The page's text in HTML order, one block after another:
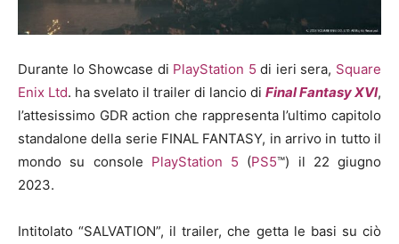
Durante lo Showcase di PlayStation 5 di ieri sera, Square
Enix Ltd. ha svelato il trailer di lancio di Final Fantasy XVI,
l’attesissimo GDR action che rappresenta l’ultimo capitolo
standalone della serie FINAL FANTASY, in arrivo in tutto il
mondo su console PlayStation 5 (PS5™) il 22 giugno
2023.
Intitolato “SALVATION”, il trailer, che getta le basi su ciò